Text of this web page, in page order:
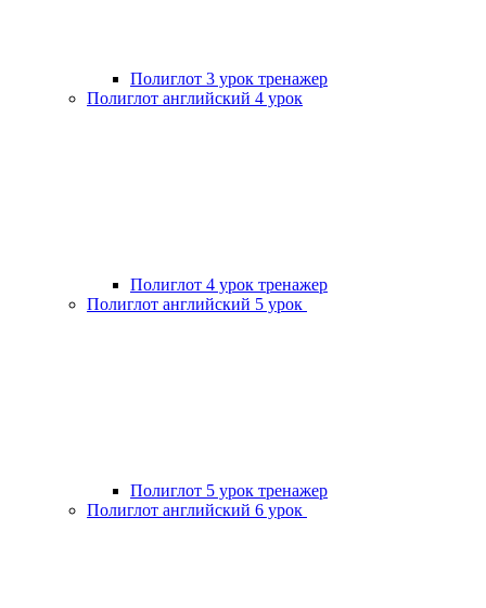
Полиглот 3 урок тренажер
Полиглот английский 4 урок
Полиглот 4 урок тренажер
Полиглот английский 5 урок
Полиглот 5 урок тренажер
Полиглот английский 6 урок